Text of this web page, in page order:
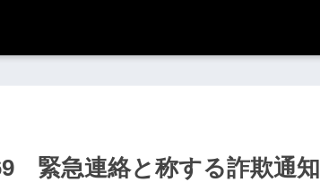
緊急連絡と称する詐欺通知